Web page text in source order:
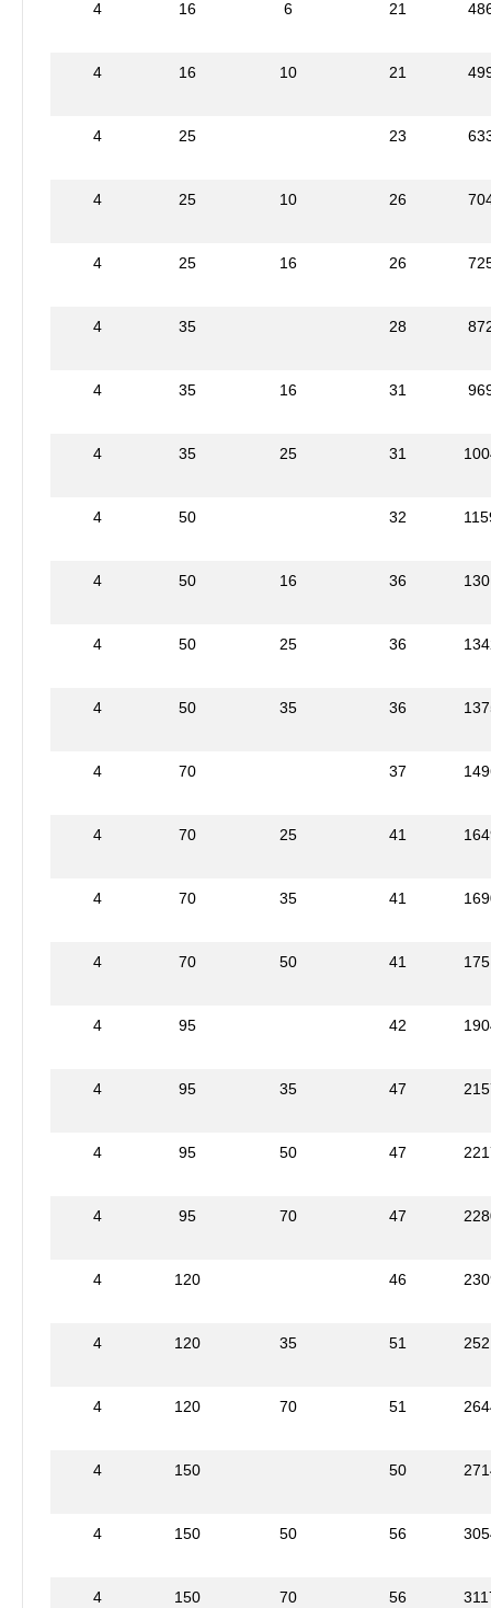
4 16 6 21
4 16 10 21
4 25 23
4 25 10 26
4 25 16 26
4 35 28
4 35 16 31
4 35 25 31
4 50 32
4 50 16 36
4 50 25 36
4 50 35 36
4 70 37
4 70 25 41
4 70 35 41
4 70 50 41
4 95 42
4 95 35 47
4 95 50 47
4 95 70 47
4 120 46
4 120 35 51
4 120 70 51
4 150 50
4 150 50 56
4 150 70 56